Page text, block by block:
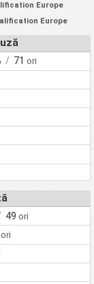
Europe
Europe
/ 71 ori
49 ori
ori